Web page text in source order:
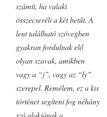
számít, ha valaki
összecseréli a két betűt. A
lent található szövegben
gyakran fordulnak elő
olyan szavak, amikben
vagy a “j”, vagy az “ly”
szerepel. Remélem, ez a kis
történet segíteni fog néhány
szó alakjának a